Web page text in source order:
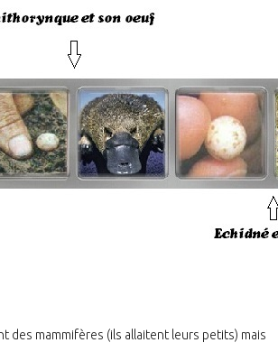
des mammifères (ils allaitent leurs petits) mais